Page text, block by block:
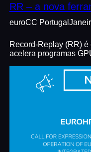
RR – a nova
euroCC Portugal
Record-Replay (RR)
acelera programas